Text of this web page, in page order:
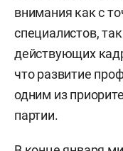
внимания как с
специалистов,
действующих
что развитие
одним из
партии.